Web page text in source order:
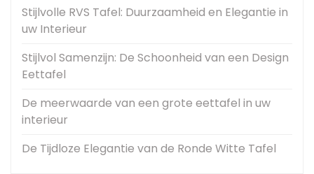
Stijlvolle RVS Tafel: Duurzaamheid en Elegantie in
uw Interieur
Stijlvol Samenzijn: De Schoonheid van een Design
Eettafel
De meerwaarde van een grote eettafel in uw
interieur
De Tijdloze Elegantie van de Ronde Witte Tafel